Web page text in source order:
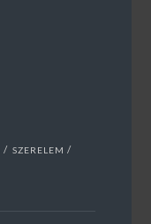
/ SZERELEM /